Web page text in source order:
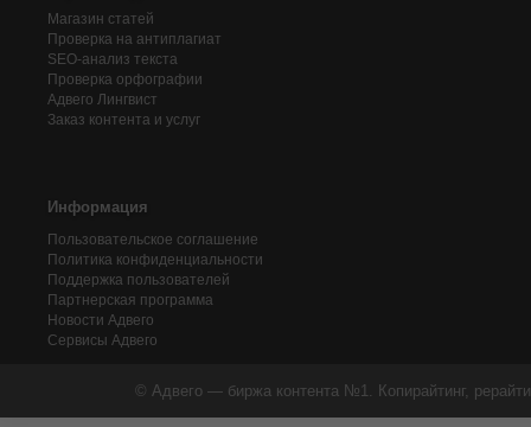
Магазин статей
Проверка на антиплагиат
SEO-анализ текста
Проверка орфографии
Адвего Лингвист
Заказ контента и услуг
Информация
Пользовательское соглашение
Политика конфиденциальности
Поддержка пользователей
Партнерская программа
Новости Адвего
Сервисы Адвего
© Адвего — биржа контента №1. Копирайтинг,